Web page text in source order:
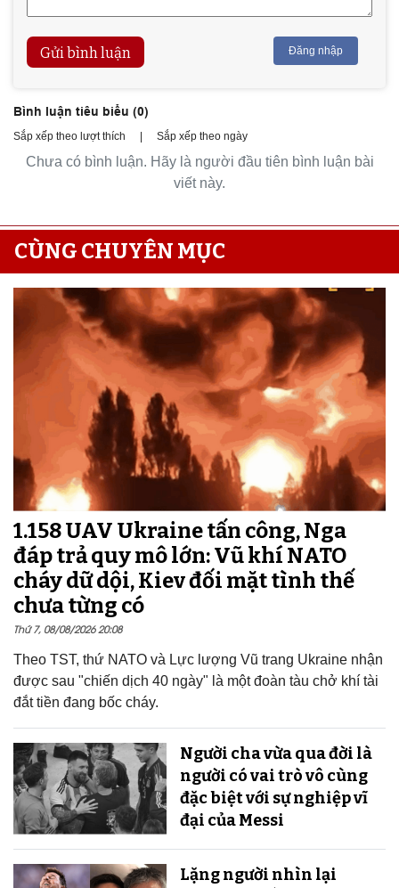
Gửi bình luận Đăng nhập
Bình luận tiêu biểu (0)
Sắp xếp theo lượt thích | Sắp xếp theo ngày
Chưa có bình luận. Hãy là người đầu tiên bình luận bài
viết này.
CÙNG CHUYÊN MỤC
1.158 UAV Ukraine tấn công, Nga
đáp trả quy mô lớn: Vũ khí NATO
cháy dữ dội, Kiev đối mặt tình thế
chưa từng có
Thứ 7, 08/08/2026 20:08
Theo TST, thứ NATO và Lực lượng Vũ trang Ukraine nhận
được sau "chiến dịch 40 ngày" là một đoàn tàu chở khí tài
đắt tiền đang bốc cháy.
Người cha vừa qua đời là
người có vai trò vô cùng
đặc biệt với sự nghiệp vĩ
đại của Messi
Lặng người nhìn lại